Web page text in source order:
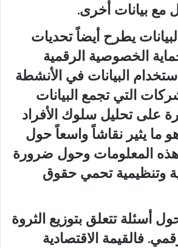
مع بيانات أخرى.
يطرح أيضاً تحديات
الخصوصية الرقمية
البيانات في الأنشطة
التي تجمع البيانات
على تحليل سلوك الأفراد
ما يثير نقاشاً واسعاً حول
المعلومات وحول ضرورة
وتنظيمية تحمي حقوق
أسئلة تتعلق بتوزيع الثروة
فالقيمة الاقتصادية